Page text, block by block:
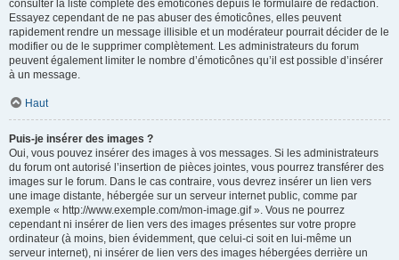
consulter la liste complète des émoticônes depuis le formulaire de rédaction.
Essayez cependant de ne pas abuser des émoticônes, elles peuvent
rapidement rendre un message illisible et un modérateur pourrait décider de le
modifier ou de le supprimer complètement. Les administrateurs du forum
peuvent également limiter le nombre d’émoticônes qu’il est possible d’insérer
à un message.
Haut
Puis-je insérer des images ?
Oui, vous pouvez insérer des images à vos messages. Si les administrateurs
du forum ont autorisé l’insertion de pièces jointes, vous pourrez transférer des
images sur le forum. Dans le cas contraire, vous devrez insérer un lien vers
une image distante, hébergée sur un serveur internet public, comme par
exemple « http://www.exemple.com/mon-image.gif ». Vous ne pourrez
cependant ni insérer de lien vers des images présentes sur votre propre
ordinateur (à moins, bien évidemment, que celui-ci soit en lui-même un
serveur internet), ni insérer de lien vers des images hébergées derrière un